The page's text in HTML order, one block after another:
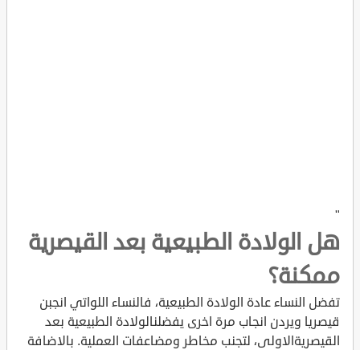
"
هل الولادة الطبيعية بعد القيصرية
ممكنة؟
تفضل النساء عادة الولادة الطبيعية، فالنساء اللواتي انجبن
قيصريا ويردن انجاب مرة اخرى يفضلنالولادة الطبيعية بعد
القيصريةالاولى، لتجنب مخاطر ومضاعفات العملية. بالاضافة